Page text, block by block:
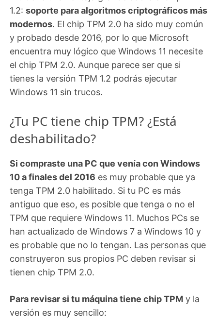
1.2: soporte para algoritmos criptográficos más
modernos. El chip TPM 2.0 ha sido muy común
y probado desde 2016, por lo que Microsoft
encuentra muy lógico que Windows 11 necesite
el chip TPM 2.0. Aunque parece ser que si
tienes la versión TPM 1.2 podrás ejecutar
Windows 11 sin trucos.
¿Tu PC tiene chip TPM? ¿Está
deshabilitado?
Si compraste una PC que venía con Windows
10 a finales del 2016 es muy probable que ya
tenga TPM 2.0 habilitado. Si tu PC es más
antiguo que eso, es posible que tenga o no el
TPM que requiere Windows 11. Muchos PCs se
han actualizado de Windows 7 a Windows 10 y
es probable que no lo tengan. Las personas que
construyeron sus propios PC deben revisar si
tienen chip TPM 2.0.
Para revisar si tu máquina tiene chip TPM y la
versión es muy sencillo: